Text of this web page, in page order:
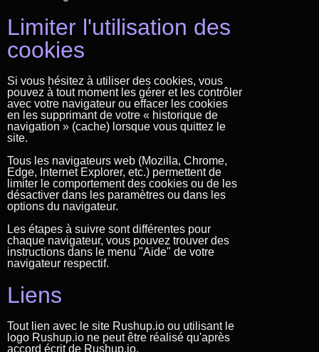
Limiter l'utilisation des
cookies
Si vous hésitez à utiliser des cookies, vous
pouvez à tout moment les gérer et les contrôler
avec votre navigateur ou effacer les cookies
en les supprimant de votre « historique de
navigation » (cache) lorsque vous quittez le
site.
Tous les navigateurs web (Mozilla, Chrome,
Edge, Internet Explorer, etc.) permettent de
limiter le comportement des cookies ou de les
désactiver dans les paramètres ou dans les
options du navigateur.
Les étapes à suivre sont différentes pour
chaque navigateur, vous pouvez trouver des
instructions dans le menu "Aide" de votre
navigateur respectif.
Liens
Tout lien avec le site Rushup.io ou utilisant le
logo Rushup.io ne peut être réalisé qu'après
accord écrit de Rushup.io.